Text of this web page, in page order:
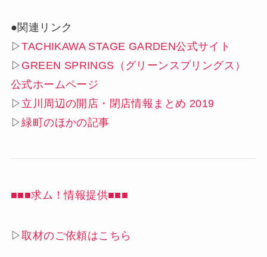
●関連リンク
▷TACHIKAWA STAGE GARDEN公式サイト
▷ GREEN SPRINGS（グリーンスプリングス）
公式ホームページ
▷ 立川周辺の開店・閉店情報まとめ 2019
▷緑町のほかの記事
■■■求ム！情報提供■■■
▷取材のご依頼はこちら